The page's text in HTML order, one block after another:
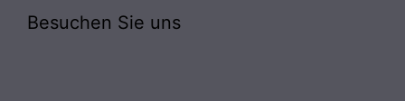
Besuchen Sie uns